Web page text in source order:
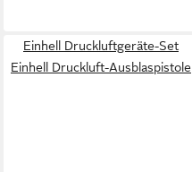
Einhell Druckluftgeräte-Set
Einhell Druckluft-Ausblaspistole